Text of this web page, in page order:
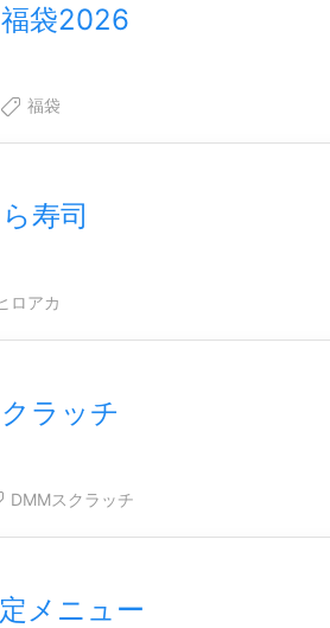
袋2026
福袋
寿司
ロアカ
ラッチ
DMMスクラッチ
メニュー